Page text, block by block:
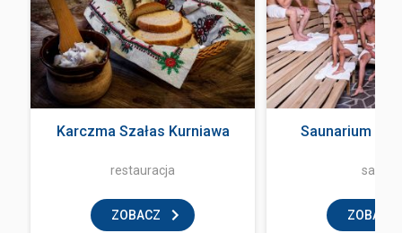
Karczma Szałas Kurniawa
restauracja
ZOBACZ
Saunarium
sauna
ZOBACZ